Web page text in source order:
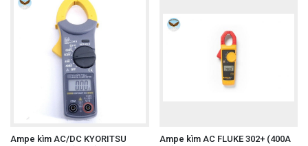
Ampe kìm AC/DC KYORITSU
Ampe kìm AC FLUKE 302+ (400A